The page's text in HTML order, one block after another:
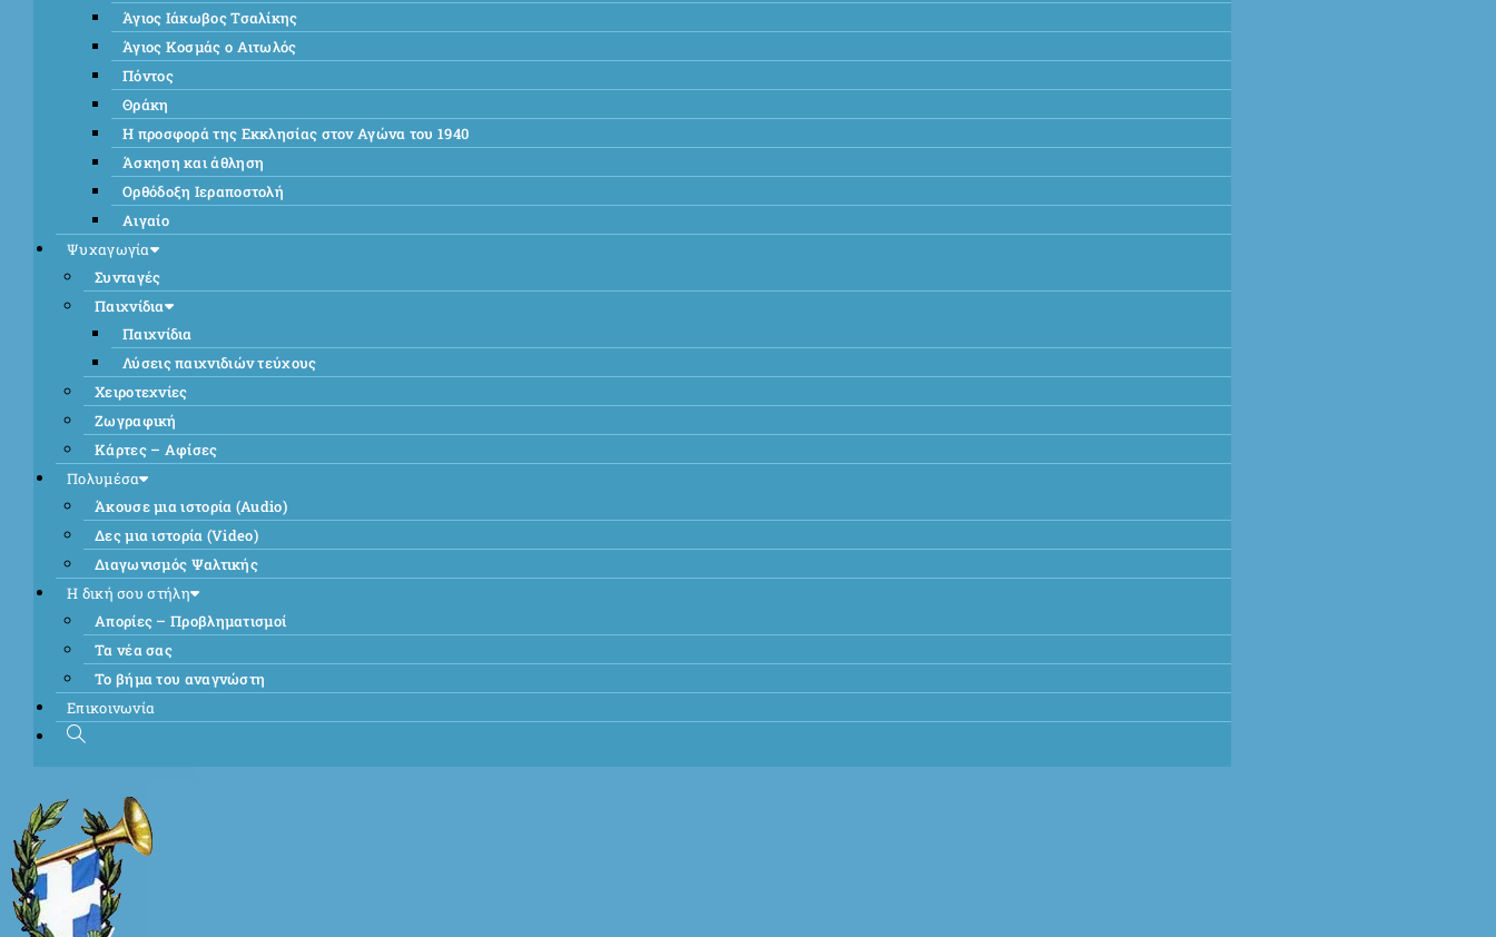
Άγιος Ιάκωβος Τσαλίκης
Άγιος Κοσμάς ο Αιτωλός
Πόντος
Θράκη
Η προσφορά της Εκκλησίας στον Αγώνα του 1940
Άσκηση και άθληση
Ορθόδοξη Ιεραποστολή
Αιγαίο
Ψυχαγωγία
Συνταγές
Παιχνίδια
Παιχνίδια
Λύσεις παιχνιδιών τεύχους
Χειροτεχνίες
Ζωγραφική
Κάρτες – Αφίσες
Πολυμέσα
Άκουσε μια ιστορία (Audio)
Δες μια ιστορία (Video)
Διαγωνισμός Ψαλτικής
Η δική σου στήλη
Απορίες – Προβληματισμοί
Τα νέα σας
Το βήμα του αναγνώστη
Επικοινωνία